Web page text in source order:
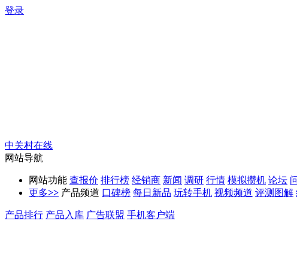
登录
中关村在线
网站导航
网站功能 查报价 排行榜 经销商 新闻 调研 行情 模拟攒机 论坛
更多>> 产品频道 口碑榜 每日新品 玩转手机 视频频道 评测图解
产品排行 产品入库 广告联盟 手机客户端